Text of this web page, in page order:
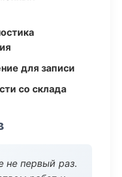
для записи
со склада
первый раз.